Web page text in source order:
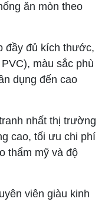
ăn mòn theo
đầy đủ kích thước,
màu sắc phù
dụng đến cao
nhất thị trường
cao, tối ưu chi phí
thẩm mỹ và độ
viên giàu kinh